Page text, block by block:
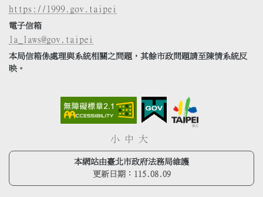
https://1999.gov.taipei
電子信箱
la_laws@gov.taipei
本局信箱係處理與系統相關之問題，其餘市政問題請至陳情系統反
映。
小 中 大
本網站由臺北市政府法務局維護
更新日期： 115.08.09